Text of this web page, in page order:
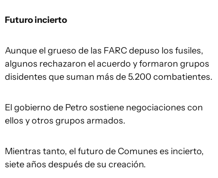
Futuro incierto
Aunque el grueso de las FARC depuso los fusiles,
algunos rechazaron el acuerdo y formaron grupos
disidentes que suman más de 5.200 combatientes.
El gobierno de Petro sostiene negociaciones con
ellos y otros grupos armados.
Mientras tanto, el futuro de Comunes es incierto,
siete años después de su creación.